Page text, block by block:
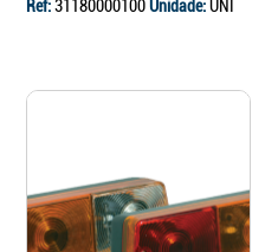
Ref:31180000100Unidade:UNI